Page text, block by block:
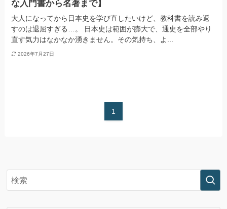
な入門書から名著まで】
大人になってから日本史を学び直したいけど、教科書を読み返
すのは退屈すぎる…。 日本史は範囲が膨大で、通史を全部やり
直す気力はなかなか湧きません。その気持ち、よ...
2026年7月27日
1